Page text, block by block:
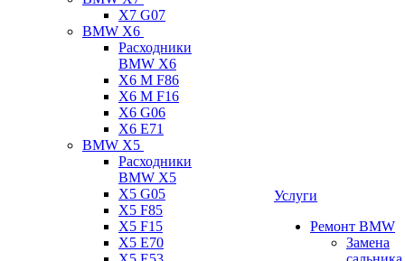
X7 G07
BMW X6
Расходники
BMW X6
X6 M F86
X6 M F16
X6 G06
X6 E71
BMW X5
Расходники
BMW X5
X5 G05
X5 F85
X5 F15
X5 E70
Услуги
Ремонт BMW
Замена